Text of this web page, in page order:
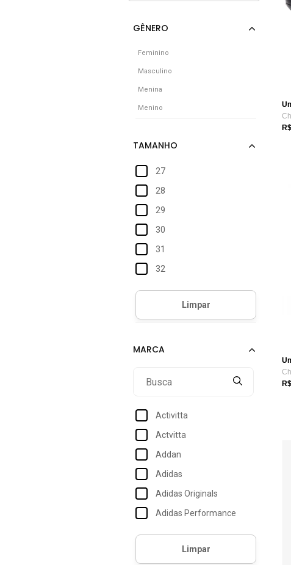
Feminino
Masculino
Menina
Menino
27
28
29
30
31
32
33
36
38
Activitta
Actvitta
Addan
Adidas
Adidas Originals
Adidas Performance
Adidas Sportswear
Amarena Shoes